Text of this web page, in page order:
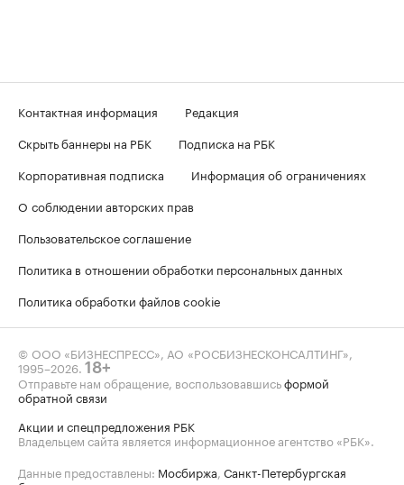
Контактная информация
Редакция
Скрыть баннеры на РБК
Подписка на РБК
Корпоративная подписка
Информация об ограничениях
О соблюдении авторских прав
Пользовательское соглашение
Политика в отношении обработки персональных данных
Политика обработки файлов cookie
© ООО «БИЗНЕСПРЕСС», АО «РОСБИЗНЕСКОНСАЛТИНГ»,
1995–2026. 18+
Отправьте нам обращение, воспользовавшисьформой
обратной связи
Акции и спецпредложения РБК
Владельцем сайта является информационное агентство «РБК».
Данные предоставлены: Мосбиржа, Санкт-Петербургская